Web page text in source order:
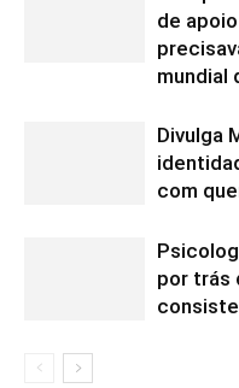
de
mundial
Divulga
com
por trás